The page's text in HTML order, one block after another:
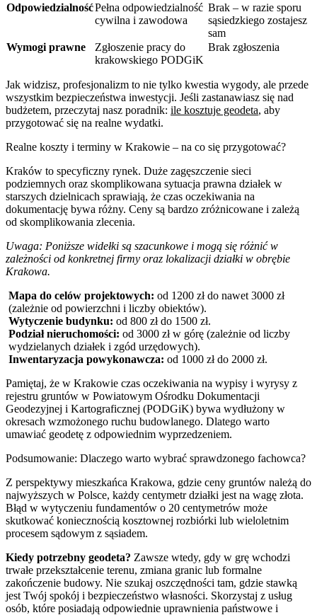
OdpowiedzialnośćPełna odpowiedzialność
cywilna i zawodowa
Brak – w razie sporu
sąsiedzkiego zostajesz
sam
Wymogi prawne
Zgłoszenie pracy do
krakowskiego PODGiK
Brak zgłoszenia
Jak widzisz, profesjonalizm to nie tylko kwestia wygody, ale przede
wszystkim bezpieczeństwa inwestycji. Jeśli zastanawiasz się nad
budżetem, przeczytaj nasz poradnik: ile kosztuje geodeta, aby
przygotować się na realne wydatki.
Realne koszty i terminy w Krakowie – na co się przygotować?
Kraków to specyficzny rynek. Duże zagęszczenie sieci
podziemnych oraz skomplikowana sytuacja prawna działek w
starszych dzielnicach sprawiają, że czas oczekiwania na
dokumentację bywa różny. Ceny są bardzo zróżnicowane i zależą
od skomplikowania zlecenia.
Uwaga: Poniższe widełki są szacunkowe i mogą się różnić w
zależności od konkretnej firmy oraz lokalizacji działki w obrębie
Krakowa.
Mapa do celów projektowych: od 1200 zł do nawet 3000 zł
(zależnie od powierzchni i liczby obiektów).
Wytyczenie budynku: od 800 zł do 1500 zł.
Podział nieruchomości: od 3000 zł w górę (zależnie od liczby
wydzielanych działek i zgód urzędowych).
Inwentaryzacja powykonawcza: od 1000 zł do 2000 zł.
Pamiętaj, że w Krakowie czas oczekiwania na wypisy i wyrysy z
rejestru gruntów w Powiatowym Ośrodku Dokumentacji
Geodezyjnej i Kartograficznej (PODGiK) bywa wydłużony w
okresach wzmożonego ruchu budowlanego. Dlatego warto
umawiać geodetę z odpowiednim wyprzedzeniem.
Podsumowanie: Dlaczego warto wybrać sprawdzonego fachowca?
Z perspektywy mieszkańca Krakowa, gdzie ceny gruntów należą do
najwyższych w Polsce, każdy centymetr działki jest na wagę złota.
Błąd w wytyczeniu fundamentów o 20 centymetrów może
skutkować koniecznością kosztownej rozbiórki lub wieloletnim
procesem sądowym z sąsiadem.
Kiedy potrzebny geodeta? Zawsze wtedy, gdy w grę wchodzi
trwałe przekształcenie terenu, zmiana granic lub formalne
zakończenie budowy. Nie szukaj oszczędności tam, gdzie stawką
jest Twój spokój i bezpieczeństwo własności. Skorzystaj z usług
osób, które posiadają odpowiednie uprawnienia państwowe i